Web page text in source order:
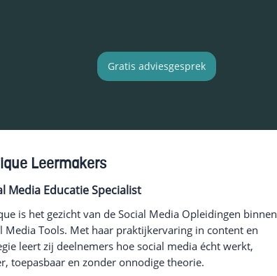
Gratis adviesgesprek
Leermakers
Media Educatie Specialist
is het gezicht van de Social Media Opleidingen binnen
Media Tools. Met haar praktijkervaring in content en
leert zij deelnemers hoe social media écht werkt,
toepasbaar en zonder onnodige theorie.